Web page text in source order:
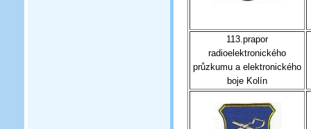
113.prapor
radioelektronického
průzkumu a elektronického
boje Kolín